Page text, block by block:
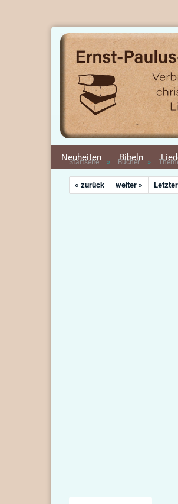
Neuheiten Bibeln
Startseite » Bücher »
« zurück weiter »